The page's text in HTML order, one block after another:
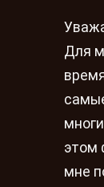
Для
этом
мне